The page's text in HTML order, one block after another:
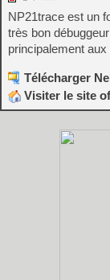
NP21trace est un
très bon
principalement
Télécharger
Visiter le site